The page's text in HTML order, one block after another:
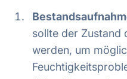
sollte der Zustand
werden, um